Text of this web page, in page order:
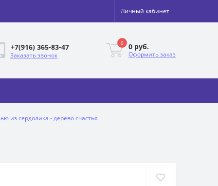
Личный кабинет
+7(916) 365-83-47
Заказать звонок
0 0 руб.
Оформить заказ
из сердолика - дерево счастья